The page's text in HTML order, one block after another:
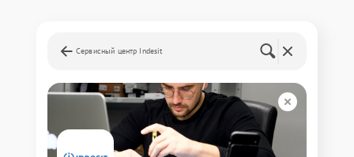
Сервисный центр Indesit